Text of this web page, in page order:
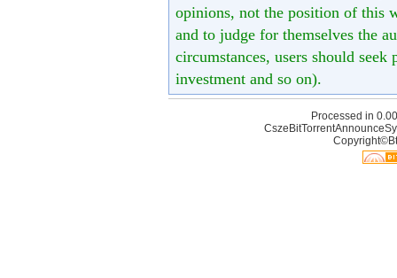
opinions, not the position of this
and to judge for themselves the
circumstances, users should
investment and so on).
Processed in